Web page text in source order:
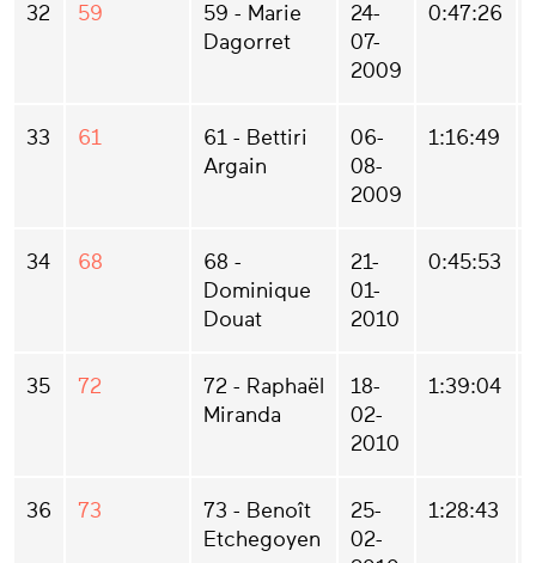
32 59
59 - Marie
Dagorret
24-
07-
2009
0:47:26
33 61
61 - Bettiri
Argain
06-
08-
2009
1:16:49
34 68
68 -
Dominique
Douat
21-
01-
2010
0:45:53
35 72
72 - Raphaël
Miranda
18-
02-
2010
1:39:04
36 73
73 - Benoît
Etchegoyen
25-
02-
1:28:43